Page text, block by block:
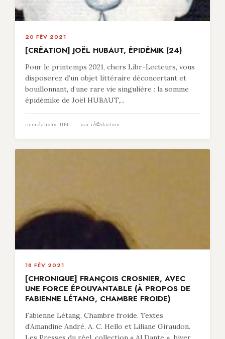
20 FÉV 2021
[CRÉATION] JOËL HUBAUT, ÉPIDÉMIK (24)
Pour le printemps 2021, chers Libr-Lecteurs, vous
disposerez d’un objet littéraire déconcertant et
bouillonnant, d’une rare vie singulière : la somme
épidémike de Joël HUBAUT,...
in créations, UNE — par rÃ©daction
18 FÉV 2021
[CHRONIQUE] FRANÇOIS CROSNIER, AVEC
UNE FORCE ÉPOUVANTABLE (À PROPOS DE
FABIENNE LÉTANG, CHAMBRE FROIDE)
Fabienne Létang, Chambre froide. Textes
d’Amandine André, A. C. Hello et Liliane Giraudon.